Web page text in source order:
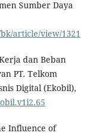
Sumber Daya
article/view/1321
dan Beban
PT. Telkom
Digital (Ekobil),
Influence of